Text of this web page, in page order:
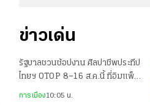
ข่าวเด่น
รัฐบาลชวนช้อปงาน ศิลปาชีพประทีป
ไทยฯ OTOP 8–16 ส.ค.นี้ ที่อิมแพ็ค
เมืองทองธานี
การเมือง10:05 น.